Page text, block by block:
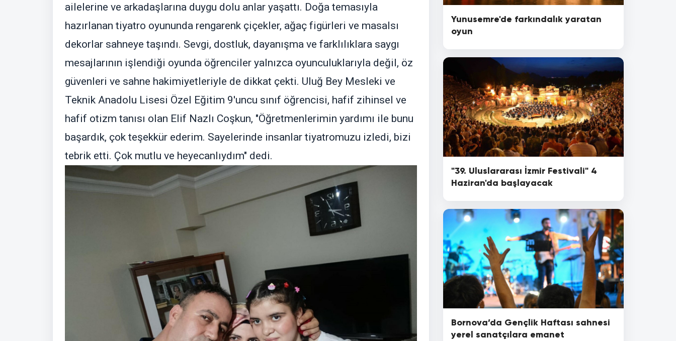
ailelerine ve arkadaşlarına duygu dolu anlar yaşattı. Doğa temasıyla
hazırlanan tiyatro oyununda rengarenk çiçekler, ağaç figürleri ve masalsı
dekorlar sahneye taşındı. Sevgi, dostluk, dayanışma ve farklılıklara saygı
mesajlarının işlendiği oyunda öğrenciler yalnızca oyunculuklarıyla değil, öz
güvenleri ve sahne hakimiyetleriyle de dikkat çekti. Uluğ Bey Mesleki ve
Teknik Anadolu Lisesi Özel Eğitim 9'uncu sınıf öğrencisi, hafif zihinsel ve
hafif otizm tanısı olan Elif Nazlı Coşkun, "Öğretmenlerimin yardımı ile bunu
başardık, çok teşekkür ederim. Sayelerinde insanlar tiyatromuzu izledi, bizi
tebrik etti. Çok mutlu ve heyecanlıydım" dedi.
Yunusemre'de farkındalık yaratan
oyun
"39. Uluslararası İzmir Festivali" 4
Haziran'da başlayacak
Bornova’da Gençlik Haftası sahnesi
yerel sanatçılara emanet